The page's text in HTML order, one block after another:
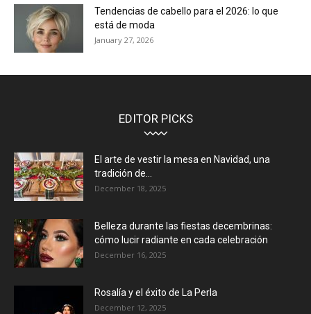
Tendencias de cabello para el 2026: lo que
está de moda
January 27, 2026
EDITOR PICKS
El arte de vestir la mesa en Navidad, una
tradición de...
December 18, 2025
Belleza durante las fiestas decembrinas:
cómo lucir radiante en cada celebración
December 16, 2025
Rosalía y el éxito de La Perla
December 12, 2025